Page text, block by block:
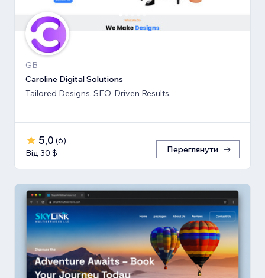
GB
Caroline Digital Solutions
Tailored Designs, SEO-Driven Results.
5,0 (6)
Від 30 $
Переглянути